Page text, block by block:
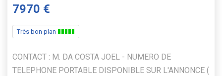
7970 €
Très bon plan
CONTACT : M. DA COSTA JOEL - NUMERO DE
TELEPHONE PORTABLE DISPONIBLE SUR L'ANNONCE (